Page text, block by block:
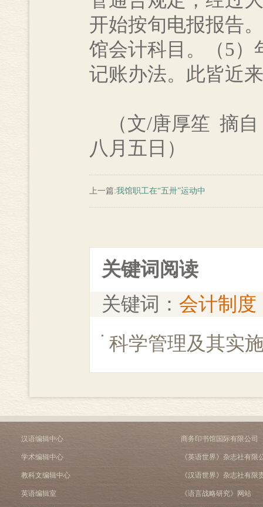
开始按旬电报报告
馆会计科目。（5）
记账办法。此皆近
（文/唐厚笙 摘自
八月五日）
上一篇:我馆职工在“五卅”运动中
关键词阅读
关键词： 会计制度
科学管理及其实
汉语编辑中心
学术编辑中心
教科文编辑中心
英语编辑室
商务印书馆国际有限公司
《英语世界》杂志社有限
《汉语世界》杂志社有限
《语言战略研究》网站